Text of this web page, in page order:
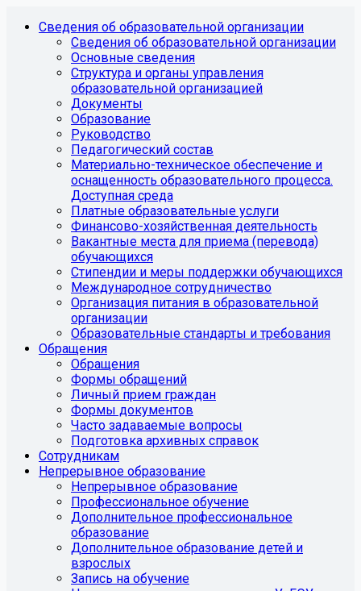
Сведения об образовательной организации
Сведения об образовательной организации
Основные сведения
Структура и органы управления
образовательной организацией
Документы
Образование
Руководство
Педагогический состав
Материально-техническое обеспечение и
оснащенность образовательного процесса.
Доступная среда
Платные образовательные услуги
Финансово-хозяйственная деятельность
Вакантные места для приема (перевода)
обучающихся
Стипендии и меры поддержки обучающихся
Международное сотрудничество
Организация питания в образовательной
организации
Образовательные стандарты и требования
Обращения
Обращения
Формы обращений
Личный прием граждан
Формы документов
Часто задаваемые вопросы
Подготовка архивных справок
Сотрудникам
Непрерывное образование
Непрерывное образование
Профессиональное обучение
Дополнительное профессиональное
образование
Дополнительное образование детей и
взрослых
Запись на обучение